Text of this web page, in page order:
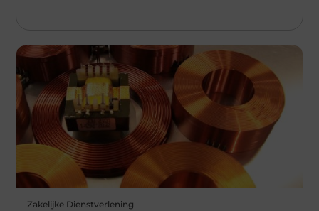
Zakelijke Dienstverlening